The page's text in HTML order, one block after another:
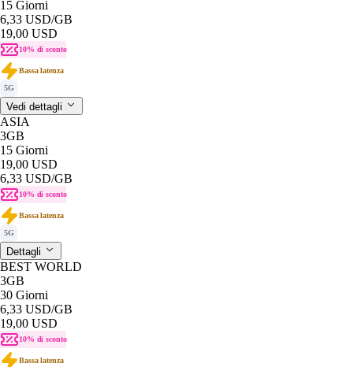
15 Giorni
6,33 USD/GB
19,00 USD
10% di sconto
Bassa latenza
5G
Vedi dettagli
ASIA
3GB
15 Giorni
19,00 USD
6,33 USD/GB
10% di sconto
Bassa latenza
5G
Dettagli
BEST WORLD
3GB
30 Giorni
6,33 USD/GB
19,00 USD
10% di sconto
Bassa latenza